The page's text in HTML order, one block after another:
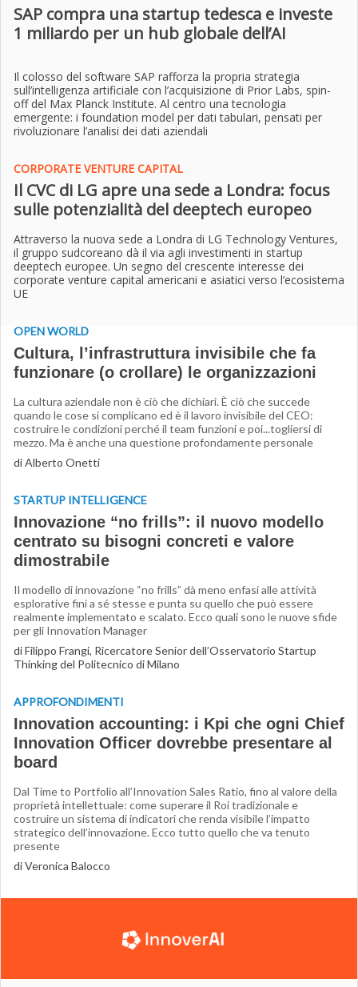
SAP compra una startup tedesca e investe
1 miliardo per un hub globale dell’AI
Il colosso del software SAP rafforza la propria strategia
sull’intelligenza artificiale con l’acquisizione di Prior Labs, spin-
off del Max Planck Institute. Al centro una tecnologia
emergente: i foundation model per dati tabulari, pensati per
rivoluzionare l’analisi dei dati aziendali
CORPORATE VENTURE CAPITAL
Il CVC di LG apre una sede a Londra: focus
sulle potenzialità del deeptech europeo
Attraverso la nuova sede a Londra di LG Technology Ventures,
il gruppo sudcoreano dà il via agli investimenti in startup
deeptech europee. Un segno del crescente interesse dei
corporate venture capital americani e asiatici verso l’ecosistema
UE
OPEN WORLD
Cultura, l’infrastruttura invisibile che fa
funzionare (o crollare) le organizzazioni
La cultura aziendale non è ciò che dichiari. È ciò che succede
quando le cose si complicano ed è il lavoro invisibile del CEO:
costruire le condizioni perché il team funzioni e poi...togliersi di
mezzo. Ma è anche una questione profondamente personale
di Alberto Onetti
STARTUP INTELLIGENCE
Innovazione “no frills”: il nuovo modello
centrato su bisogni concreti e valore
dimostrabile
Il modello di innovazione “no frills” dà meno enfasi alle attività
esplorative fini a sé stesse e punta su quello che può essere
realmente implementato e scalato. Ecco quali sono le nuove sfide
per gli Innovation Manager
di Filippo Frangi, Ricercatore Senior dell’Osservatorio Startup
Thinking del Politecnico di Milano
APPROFONDIMENTI
Innovation accounting: i Kpi che ogni Chief
Innovation Officer dovrebbe presentare al
board
Dal Time to Portfolio all’Innovation Sales Ratio, fino al valore della
proprietà intellettuale: come superare il Roi tradizionale e
costruire un sistema di indicatori che renda visibile l’impatto
strategico dell’innovazione. Ecco tutto quello che va tenuto
presente
di Veronica Balocco